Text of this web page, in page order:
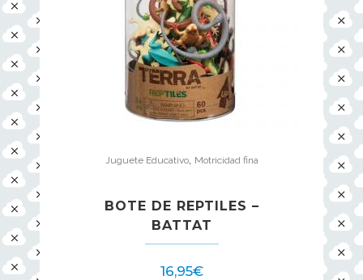
Juguete Educativo, Motricidad fina
BOTE DE REPTILES –
BATTAT
16,95€